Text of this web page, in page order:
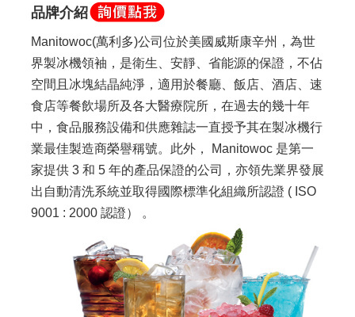
品牌介紹
Manitowoc(萬利多)公司位於美國威斯康辛州，為世
界製冰機領袖，是衛生、安靜、省能源的保證，不佔
空間且冰塊結晶純淨，適用於餐廳、飯店、酒店、速
食店等餐飲場所及各大醫療院所，在過去的幾十年
中，食品服務設備和供應雜誌一直授予其在製冰機行
業最佳製造商榮譽稱號。此外，
Manitowoc 是第一
家提供 3 和 5 年的產品保證的公司，亦領先業界發展
出自動清洗系統並取得國際標準化組織所認證 ( ISO
9001 : 2000 認證） 。